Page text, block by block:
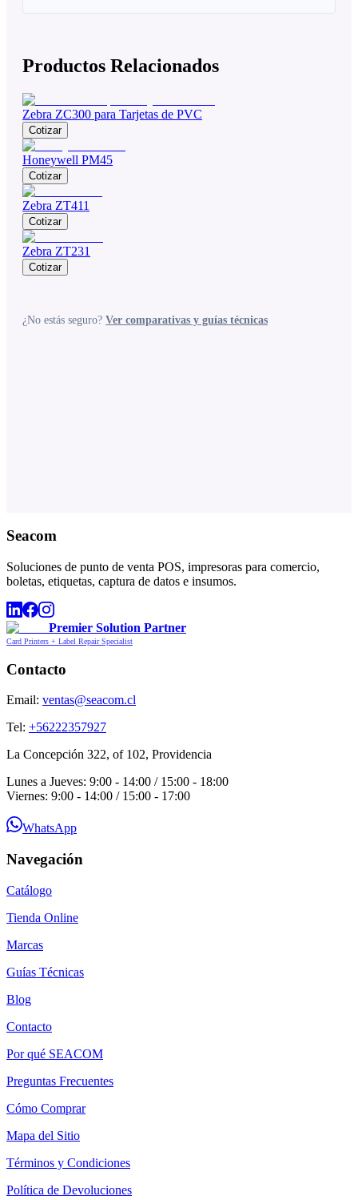
Productos Relacionados
Zebra ZC300 para Tarjetas de PVC
Cotizar
Honeywell PM45
Cotizar
Zebra ZT411
Cotizar
Zebra ZT231
Cotizar
¿No estás seguro? Ver comparativas y guías técnicas
Seacom
Soluciones de punto de venta POS, impresoras para comercio,
boletas, etiquetas, captura de datos e insumos.
Premier Solution Partner
Card Printers + Label Repair Specialist
Contacto
Email: ventas@seacom.cl
Tel: +56222357927
La Concepción 322, of 102, Providencia
Lunes a Jueves: 9:00 - 14:00 / 15:00 - 18:00
Viernes: 9:00 - 14:00 / 15:00 - 17:00
WhatsApp
Navegación
Catálogo
Tienda Online
Marcas
Guías Técnicas
Blog
Contacto
Por qué SEACOM
Preguntas Frecuentes
Cómo Comprar
Mapa del Sitio
Términos y Condiciones
Política de Devoluciones